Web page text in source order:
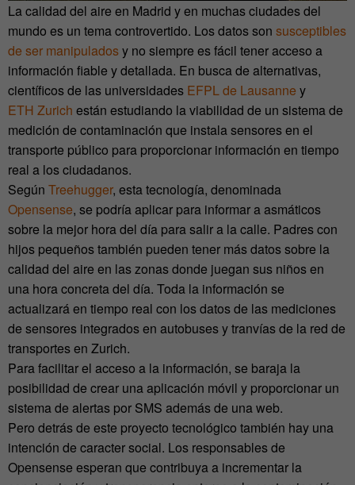
La calidad del aire en Madrid y en muchas ciudades del
mundo es un tema controvertido. Los datos son susceptibles
de ser manipuladosy no siempre es fácil tener acceso a
información fiable y detallada. En busca de alternativas,
científicos de las universidades EFPL de Lausanne y
ETH Zurich están estudiando la viabilidad de un sistema de
medición de contaminación que instala sensores en el
transporte público para proporcionar información en tiempo
real a los ciudadanos.
Según Treehugger, esta tecnología, denominada
Opensense, se podría aplicar para informar a asmáticos
sobre la mejor hora del día para salir a la calle. Padres con
hijos pequeños también pueden tener más datos sobre la
calidad del aire en las zonas donde juegan sus niños en
una hora concreta del día. Toda la información se
actualizará en tiempo real con los datos de las mediciones
de sensores integrados en autobuses y tranvías de la red de
transportes en Zurich.
Para facilitar el acceso a la información, se baraja la
posibilidad de crear una aplicación móvil y proporcionar un
sistema de alertas por SMS además de una web.
Pero detrás de este proyecto tecnológico también hay una
intención de caracter social. Los responsables de
Opensense esperan que contribuya a incrementar la